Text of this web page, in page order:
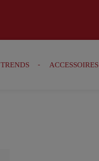
TRENDS ACCESSOIRES